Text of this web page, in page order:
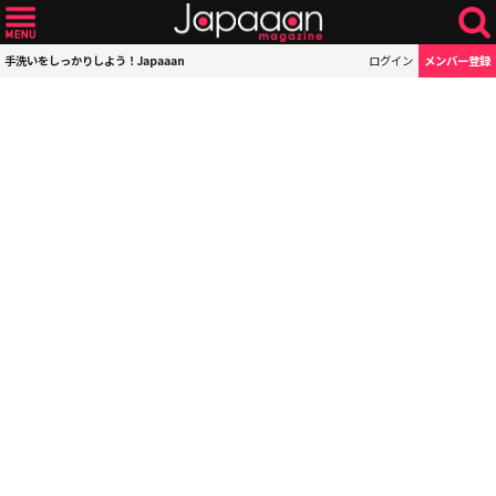
手洗いをしっかりしよう！Japaaan ログイン メンバー登録